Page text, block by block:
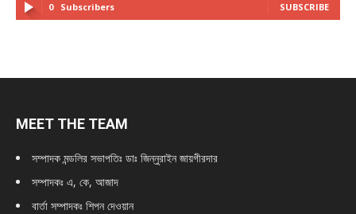
0 Subscribers SUBSCRIBE
MEET THE TEAM
সম্পাদক মন্ডলির সভাপতিঃ ডাঃ জিন্নুরাইন জায়গীরদার
সম্পাদকঃ এ, কে, আজাদ
বার্তা সম্পাদকঃ শিপন দেওয়ান